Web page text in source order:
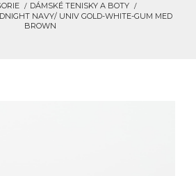
DÁMSKÉ TENISKY A BOTY
NAVY/ UNIV GOLD-WHITE-GUM MED
BROWN